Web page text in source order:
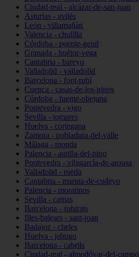
Ciudad-real - alcázar-de-san-juan
Asturias - avilés
León - villamañán
Valencia - chulilla
Córdoba - puente-genil
Granada - huétor-vega
Cantabria - bareyo
Valladolid - valladolid
Barcelona - font-rubí
Cuenca - casas-de-los-pinos
Córdoba - fuente-obejuna
Pontevedra - vigo
Sevilla - tomares
Huelva - cortegana
Zamora - pobladura-del-valle
Málaga - monda
Palencia - autilla-del-pino
Pontevedra - vilagarcía-de-arousa
Valladolid - rueda
Cantabria - marina-de-cudeyo
Palencia - moratinos
Sevilla - camas
Barcelona - subirats
Illes-balears - sant-joan
Badajoz - cheles
Huelva - jabugo
Barcelona - cabrils
Ciudad-real - almodóvar-del-campo